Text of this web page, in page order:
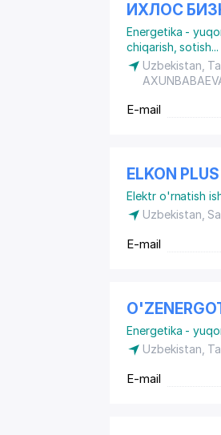
ИХЛОС
Energetika -
chiqarish, sotish...
Uzbekistan,
E-mail
ELKON
Elektr o'rnatish
Uzbekistan,
E-mail
Energetika -
Uzbekistan,
E-mail